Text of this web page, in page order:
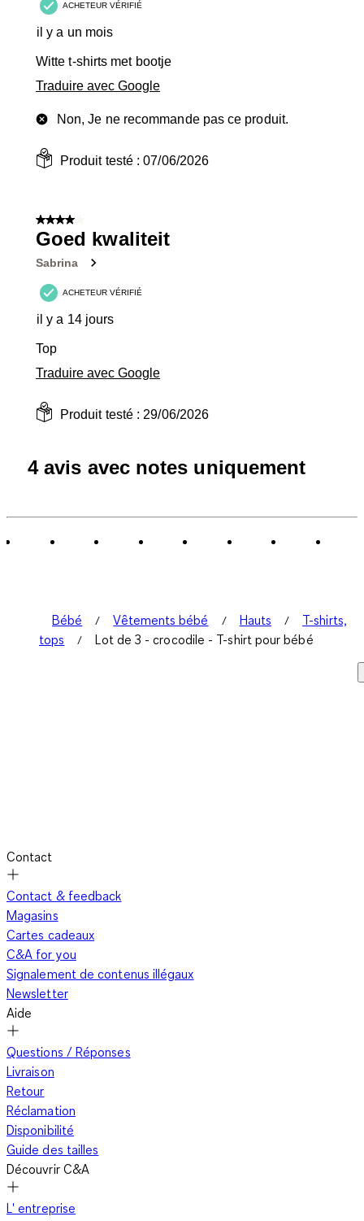
ACHETEUR VÉRIFIÉ
il y a un mois
Witte t-shirts met bootje
Traduire avec Google
Non, Je ne recommande pas ce produit.
Produit testé :07/06/2026
4 sur 5 étoiles.
Goed kwaliteit
Sabrina
ACHETEUR VÉRIFIÉ
il y a 14 jours
Top
Traduire avec Google
Produit testé :29/06/2026
4 avis avec notes uniquement
Bébé Vêtements bébé Hauts
T-shirts,
tops
Lot de 3 - crocodile - T-shirt pour bébé
Contact
Contact & feedback
Magasins
Cartes cadeaux
C&A for you
Signalement de contenus illégaux
Newsletter
Aide
Questions / Réponses
Livraison
Retour
Réclamation
Disponibilité
Guide des tailles
Découvrir C&A
L' entreprise